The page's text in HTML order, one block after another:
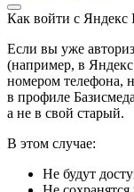
Как войти с Яндекс
Если вы уже
(например, в
номером телефона,
в профиле
а не в свой старый.
В этом случае:
Не будут